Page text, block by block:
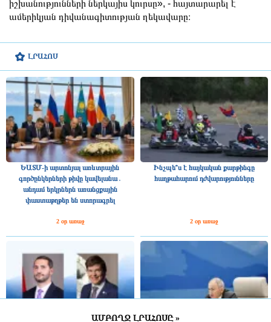
ԼՐԱՀՈՍ
ԵԱՏՄ-ի արտոնյալ առևտրային
գործընկերների թիվը կավելանա․
անդամ երկրներն առանցքային
փաստաթղթեր են ստորագրել
2 օր առաջ
Ինչպե՞ս է հայկական քարթինգը
հաղթահարում դժվարությունները
2 օր առաջ
ԱՄԲՈՂՋ ԼՐԱՀՈՍԸ »
իշխանությունների ներկայիս կուրսը», - հայտարարել է
ամերիկյան դիվանագիտության ղեկավարը։